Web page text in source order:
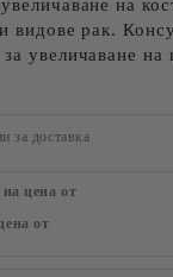
на
видове рак.
увеличаване на
за доставка
цена от
от